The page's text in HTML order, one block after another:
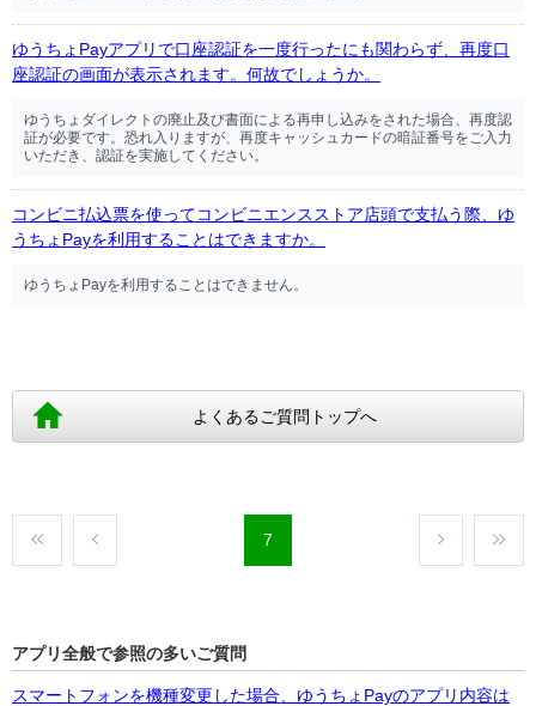
ゆうちょPayアプリで口座認証を一度行ったにも関わらず、再度口
座認証の画面が表示されます。何故でしょうか。
ゆうちょダイレクトの廃止及び書面による再申し込みをされた場合、再度認
証が必要です。恐れ入りますが、再度キャッシュカードの暗証番号をご入力
いただき、認証を実施してください。
コンビニ払込票を使ってコンビニエンスストア店頭で支払う際、ゆ
うちょPayを利用することはできますか。
ゆうちょPayを利用することはできません。
よくあるご質問トップへ
7
アプリ全般で参照の多いご質問
スマートフォンを機種変更した場合、ゆうちょPayのアプリ内容は